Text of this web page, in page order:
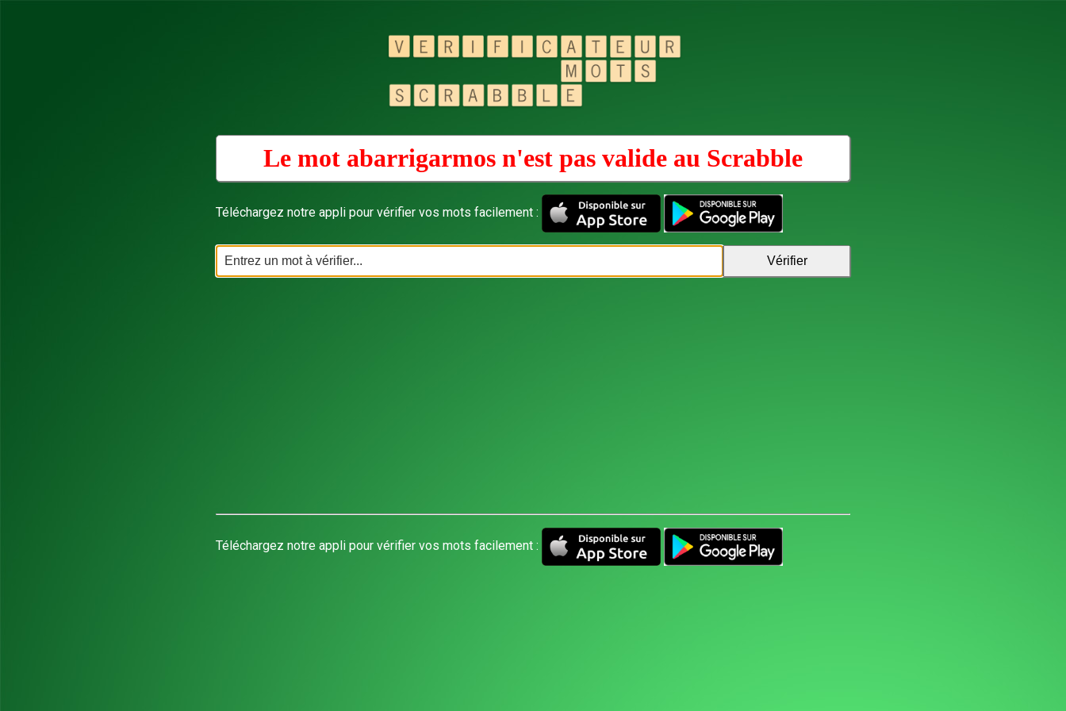
Le mot abarrigarmos n'est pas valide au Scrabble
Téléchargez notre appli pour vérifier vos mots facilement :
Téléchargez notre appli pour vérifier vos mots facilement :